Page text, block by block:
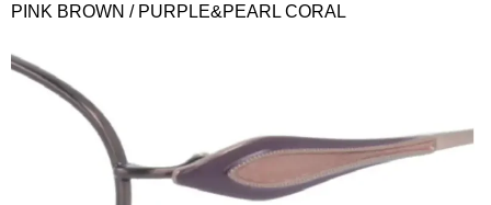
PINK BROWN / PURPLE&PEARL CORAL